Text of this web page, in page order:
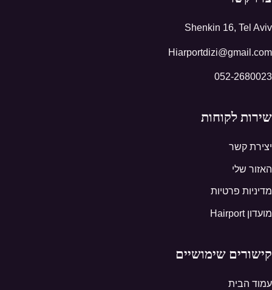
Shenkin 16, Tel Aviv
Hiarportdizi@gmail.com
052-2680023
שירות לקוחות
יצירת קשר
האזור שלי
מדיניות פרטיות
מועדון Hairport
קישורים שימושיים
עמוד הבית